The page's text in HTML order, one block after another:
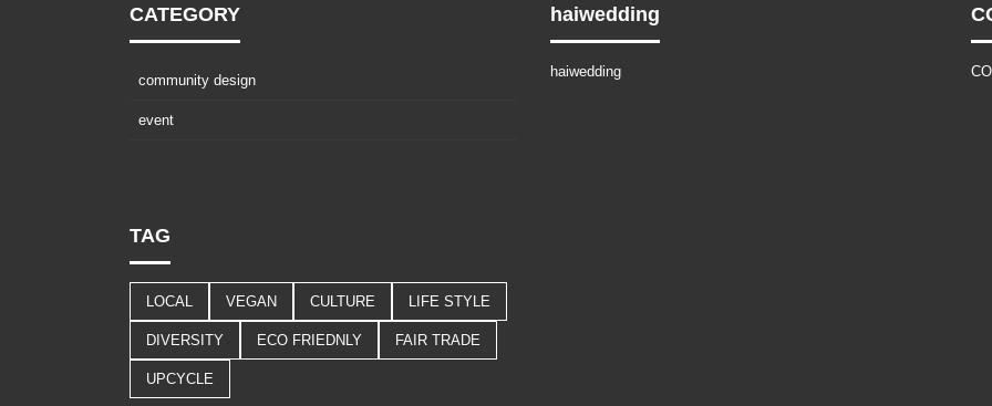
CATEGORY
community design
event
haiwedding
haiwedding
TAG
LOCAL VEGAN CULTURE LIFE STYLE
DIVERSITY ECO FRIEDNLY FAIR TRADE
UPCYCLE